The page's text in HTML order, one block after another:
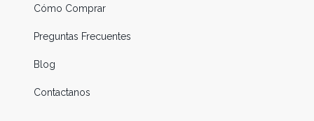
Cómo Comprar
Preguntas Frecuentes
Blog
Contactanos